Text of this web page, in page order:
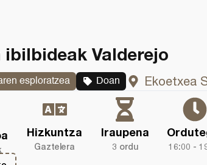
ibilbideak Valderejo
esploratzea Doan Ekoetxea
Hizkuntza
Gaztelera
Iraupena
3 ordu 16:00 -